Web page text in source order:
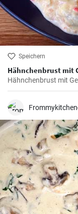
Speichern
Hähnchenbrust mit
Hähnchenbrust mit